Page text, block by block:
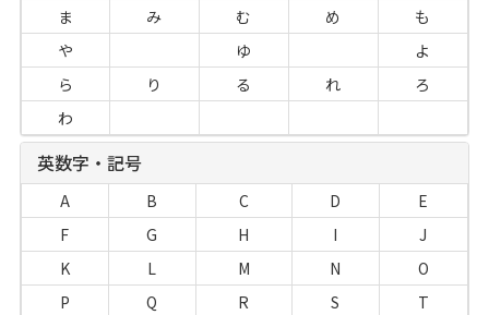
ま
み む め
も
や
ゆ
よ
ら
り る れ
ろ
わ
英数字・記号
A B C D
E
F
G H I
J
K
L M N
O
P
Q R S
T